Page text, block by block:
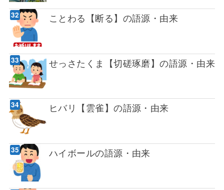
ことわる【断る】の語源・由来
せっさたくま【切磋琢磨】の語源・由来
ヒバリ【雲雀】の語源・由来
ハイボールの語源・由来